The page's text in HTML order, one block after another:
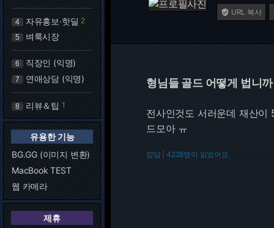
4 자유홍보·핫딜 2
5 벼룩시장
6 직장인 (익명)
7 연애상담 (익명)
8 리뷰＆팁 1
유용한 기능
BG.GG (이미지 변환)
MacBook TEST
웹 카메라
제휴
 URL 복사
형님들 골드 어떻게 법니까
전사인것도 서러운데 재산
드모아 ㅠ
잡담 | 4228명이 읽었어요.